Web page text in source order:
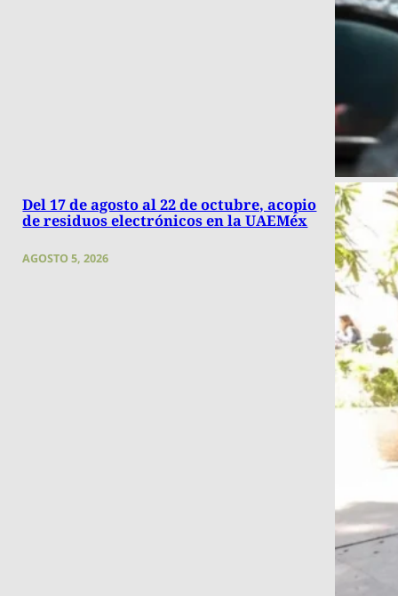
Del 17 de agosto al 22 de octubre, acopio
de residuos electrónicos en la UAEMéx
AGOSTO 5, 2026